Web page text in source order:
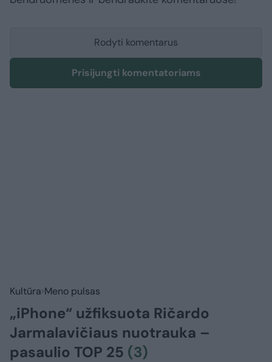
Rodyti komentarus
Prisijungti komentatoriams
Kultūra Meno pulsas
„iPhone“ užfiksuota Ričardo
Jarmalavičiaus nuotrauka –
pasaulio TOP 25 (3)